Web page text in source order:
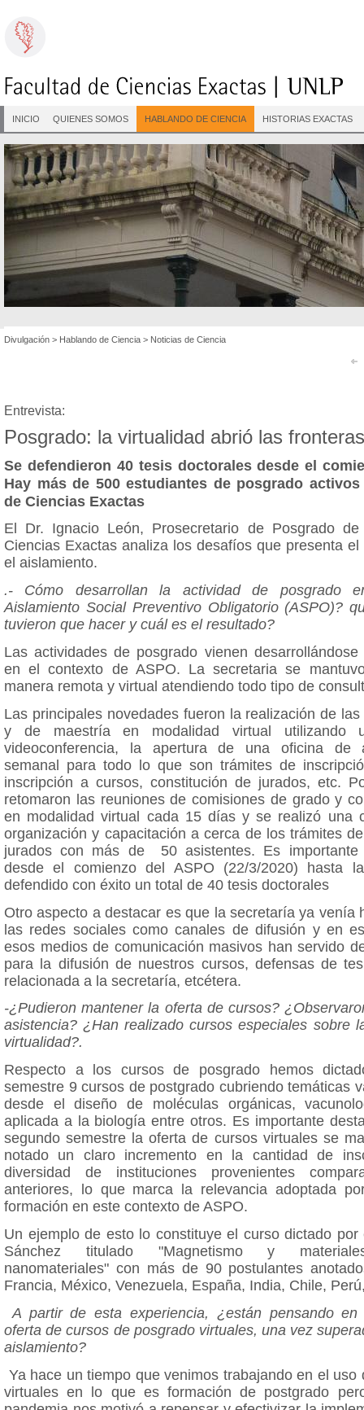
INICIO QUIENES SOMOS HABLANDO DE CIENCIA HISTORIAS EXACTAS
Divulgación > Hablando de Ciencia > Noticias de Ciencia
Entrevista:
Posgrado: la virtualidad abrió las fronteras
Se defendieron 40 tesis doctorales desde el
Hay más de 500 estudiantes de posgrado
de Ciencias Exactas
El Dr. Ignacio León, Prosecretario de Posgrado
Ciencias Exactas analiza los desafíos que presenta
el aislamiento.
.- Cómo desarrollan la actividad de posgrado
Aislamiento Social Preventivo Obligatorio (ASPO)?
tuvieron que hacer y cuál es el resultado?
Las actividades de posgrado vienen
en el contexto de ASPO. La secretaria se
manera remota y virtual atendiendo todo tipo de
Las principales novedades fueron la realización de
y de maestría en modalidad virtual utilizando
videoconferencia, la apertura de una oficina de
semanal para todo lo que son trámites de
inscripción a cursos, constitución de jurados, etc.
retomaron las reuniones de comisiones de grado y
en modalidad virtual cada 15 días y se realizó una
organización y capacitación a cerca de los trámites
jurados con más de 50 asistentes. Es importante
desde el comienzo del ASPO (22/3/2020) hasta
defendido con éxito un total de 40 tesis doctorales
Otro aspecto a destacar es que la secretaría ya venía
las redes sociales como canales de difusión y en
esos medios de comunicación masivos han servido
para la difusión de nuestros cursos, defensas de
relacionada a la secretaría, etcétera.
-¿Pudieron mantener la oferta de cursos?
asistencia? ¿Han realizado cursos especiales sobre
virtualidad?.
Respecto a los cursos de posgrado hemos
semestre 9 cursos de postgrado cubriendo temáticas
desde el diseño de moléculas orgánicas,
aplicada a la biología entre otros. Es importante
segundo semestre la oferta de cursos virtuales se
notado un claro incremento en la cantidad de
diversidad de instituciones provenientes
anteriores, lo que marca la relevancia adoptada
formación en este contexto de ASPO.
Un ejemplo de esto lo constituye el curso dictado por
Sánchez titulado "Magnetismo y
nanomateriales" con más de 90 postulantes
Francia, México, Venezuela, España, India, Chile,
A partir de esta experiencia, ¿están pensando en
oferta de cursos de posgrado virtuales, una vez
aislamiento?
Ya hace un tiempo que venimos trabajando en el uso
virtuales en lo que es formación de postgrado